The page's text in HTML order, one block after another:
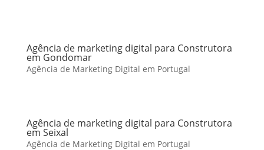
Agência de marketing digital para Construtora
em Gondomar
Agência de Marketing Digital em Portugal
Agência de marketing digital para Construtora
em Seixal
Agência de Marketing Digital em Portugal